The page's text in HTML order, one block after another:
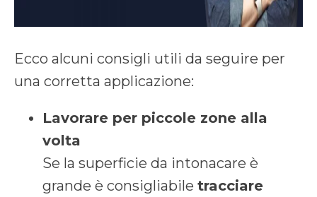
Ecco alcuni consigli utili da seguire per
una corretta applicazione:
Lavorare per piccole zone alla
volta
Se la superficie da intonacare è
grande è consigliabile tracciare